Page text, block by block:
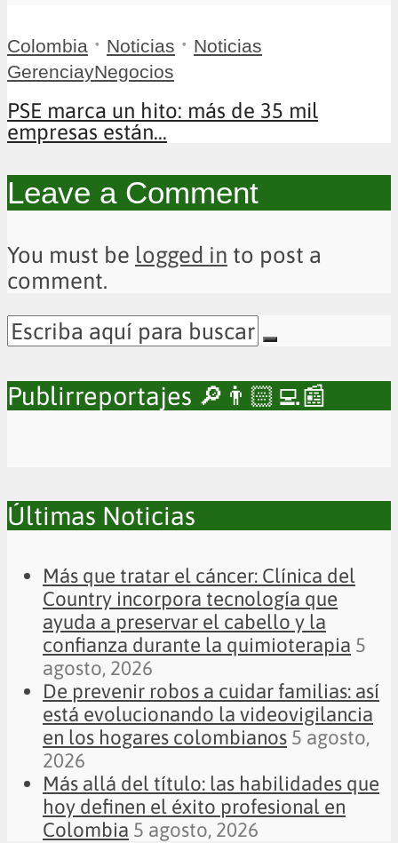
Colombia • Noticias • Noticias
GerenciayNegocios
PSE marca un hito: más de 35 mil
empresas están...
Leave a Comment
You must be logged in to post a
comment.
Publirreportajes 🔎👨🏻‍💻📰
Últimas Noticias
Más que tratar el cáncer: Clínica del
Country incorpora tecnología que
ayuda a preservar el cabello y la
confianza durante la quimioterapia 5
agosto, 2026
De prevenir robos a cuidar familias: así
está evolucionando la videovigilancia
en los hogares colombianos 5 agosto,
2026
Más allá del título: las habilidades que
hoy definen el éxito profesional en
Colombia 5 agosto, 2026